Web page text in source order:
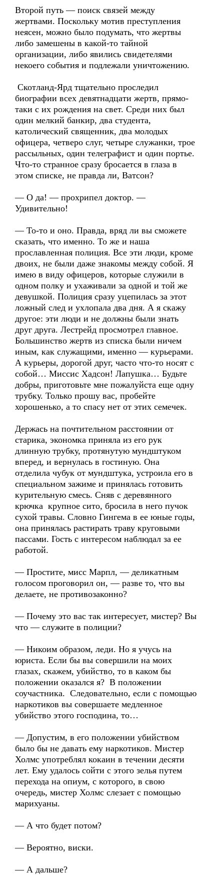
Второй путь — поиск связей между
жертвами. Поскольку мотив преступления
неясен, можно было подумать, что жертвы
либо замешены в какой-то тайной
организации, либо явились свидетелями
некоего события и подлежали уничтожению.
Скотланд-Ярд тщательно проследил
биографии всех девятнадцати жертв, прямо-
таки с их рождения на свет. Среди них был
один мелкий банкир, два студента,
католический священник, два молодых
офицера, четверо слуг, четыре служанки, трое
рассыльных, один телеграфист и один портье.
Что-то странное сразу бросается в глаза в
этом списке, не правда ли, Ватсон?
— О да! — прохрипел доктор. —
Удивительно!
— То-то и оно. Правда, вряд ли вы сможете
сказать, что именно. То же и наша
прославленная полиция. Все эти люди, кроме
двоих, не были даже знакомы между собой. Я
имею в виду офицеров, которые служили в
одном полку и ухаживали за одной и той же
девушкой. Полиция сразу уцепилась за этот
ложный след и ухлопала два дня. А я скажу
другое: эти люди и не должны были знать
друг друга. Лестрейд просмотрел главное.
Большинство жертв из списка были ничем
иным, как служащими, именно — курьерами.
А курьеры, дорогой друг, часто что-то носят с
собой… Миссис Хадсон! Лапушка… Будьте
добры, приготовьте мне пожалуйста еще одну
трубку. Только прошу вас, пробейте
хорошенько, а то спасу нет от этих семечек.
Держась на почтительном расстоянии от
старика, экономка приняла из его рук
длинную трубку, протянутую мундштуком
вперед, и вернулась в гостиную. Она
отделила чубук от мундштука, устроила его в
специальном зажиме и принялась готовить
курительную смесь. Сняв с деревянного
крючка крупное сито, бросила в него пучок
сухой травы. Словно Гингема в ее юные годы,
она принялась растирать траву круговыми
пассами. Гость с интересом наблюдал за ее
работой.
— Простите, мисс Марпл, — деликатным
голосом проговорил он, — разве то, что вы
делаете, не противозаконно?
— Почему это вас так интересует, мистер? Вы
что — служите в полиции?
— Никоим образом, леди. Но я учусь на
юриста. Если бы вы совершили на моих
глазах, скажем, убийство, то в каком бы
положении оказался я? В положении
соучастника. Следовательно, если с помощью
наркотиков вы совершаете медленное
убийство этого господина, то…
— Допустим, в его положении убийством
было бы не давать ему наркотиков. Мистер
Холмс употреблял кокаин в течении десяти
лет. Ему удалось сойти с этого зелья путем
перехода на опиум, с которого, в свою
очередь, мистер Холмс слезает с помощью
марихуаны.
— А что будет потом?
— Вероятно, виски.
— А дальше?